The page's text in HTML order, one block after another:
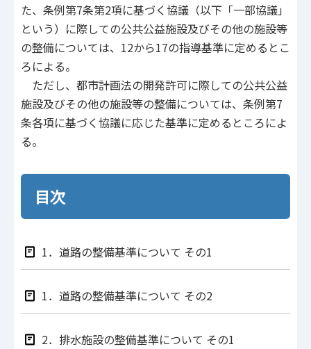
た、条例第7条第2項に基づく協議（以下「一部協議」
という）に際しての公共公益施設及びその他の施設等
の整備については、12から17の指導基準に定めるとこ
ろによる。
ただし、都市計画法の開発許可に際しての公共公益
施設及びその他の施設等の整備については、条例第7
条各項に基づく協議に応じた基準に定めるところによ
る。
目次
1．道路の整備基準について その1
1．道路の整備基準について その2
2．排水施設の整備基準について その1